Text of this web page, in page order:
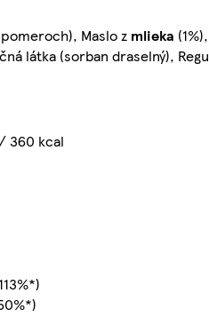
Maslo z mlieka
látka (sorban draselný),
360 kcal